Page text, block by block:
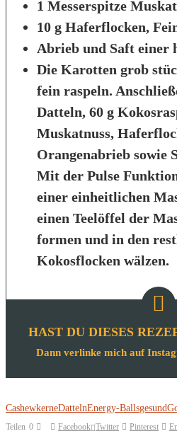
1 Messerspitze Muskat
10 g Haferflocken,
Abrieb und Saft einer
Die Karotten grob
fein raspeln.
Datteln, 60 g
Muskatnuss,
Orangenabrieb sowie
Mit der Pulse
einer einheitlichen
einen Teelöffel der
formen und in den
Kokosflocken wälzen.
HAST DU DIESES
Dann verlinke mich auf
CashewkerneDattelnEnergy-Ballsgesund
Teilen 0 Facebook Twitter Pinterest